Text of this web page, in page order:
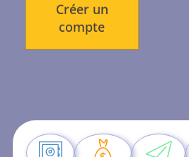
Créer un
compte